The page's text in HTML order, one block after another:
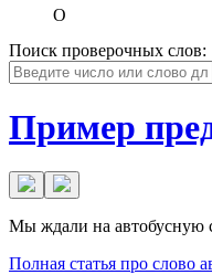
О
Поиск проверочных слов:
Пример
Мы ждали на автобусную
Полная статья про слово